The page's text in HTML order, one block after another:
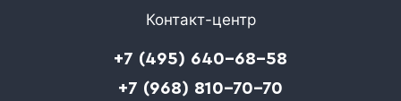
Контакт-центр
+7 (495) 640-68-58
+7 (968) 810-70-70